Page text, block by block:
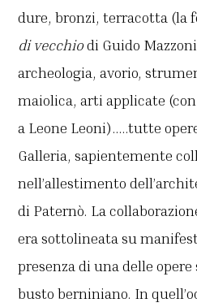
dure, bronzi, terracotta (la
di vecchiodi Guido
archeologia, avorio,
maiolica, arti applicate
a Leone Leoni)…..tutte
Galleria, sapientemente
nell’allestimento
di Paternò. La
era sottolineata su
presenza di una delle
busto berniniano. In